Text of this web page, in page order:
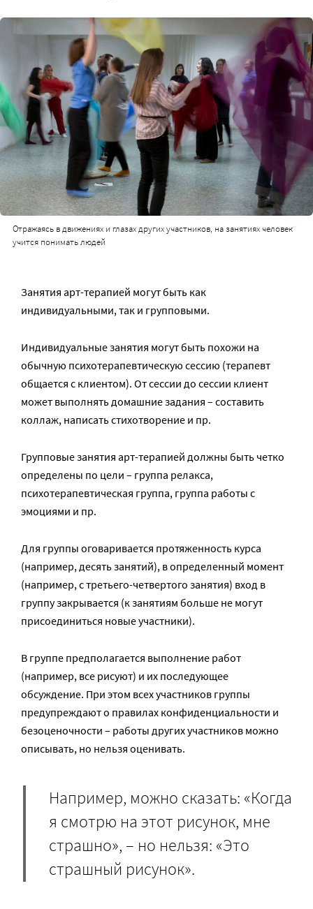
Отражаясь в движениях и глазах других участников, на занятиях человек
учится понимать людей
Занятия арт-терапией могут быть как
индивидуальными, так и групповыми.
Индивидуальные занятия могут быть похожи на
обычную психотерапевтическую сессию (терапевт
общается с клиентом). От сессии до сессии клиент
может выполнять домашние задания – составить
коллаж, написать стихотворение и пр.
Групповые занятия арт-терапией должны быть четко
определены по цели – группа релакса,
психотерапевтическая группа, группа работы с
эмоциями и пр.
Для группы оговаривается протяженность курса
(например, десять занятий), в определенный момент
(например, с третьего-четвертого занятия) вход в
группу закрывается (к занятиям больше не могут
присоединиться новые участники).
В группе предполагается выполнение работ
(например, все рисуют) и их последующее
обсуждение. При этом всех участников группы
предупреждают о правилах конфиденциальности и
безоценочности – работы других участников можно
описывать, но нельзя оценивать.
Например, можно сказать: «Когда
я смотрю на этот рисунок, мне
страшно», – но нельзя: «Это
страшный рисунок».